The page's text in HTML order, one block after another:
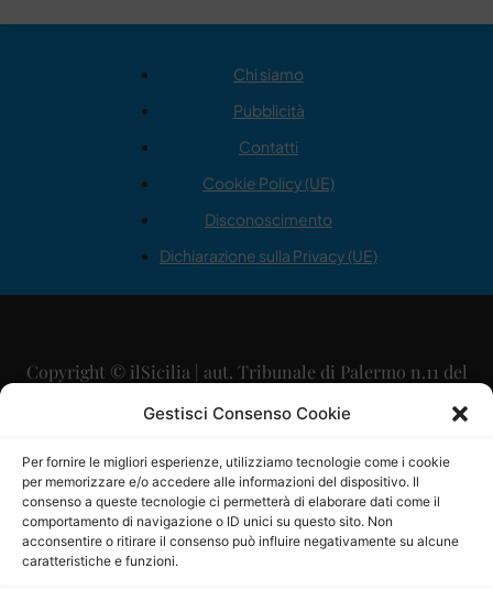
Gestisci Consenso Cookie
Per fornire le migliori esperienze, utilizziamo tecnologie come i cookie
per memorizzare e/o accedere alle informazioni del dispositivo. Il
consenso a queste tecnologie ci permetterà di elaborare dati come il
comportamento di navigazione o ID unici su questo sito. Non
acconsentire o ritirare il consenso può influire negativamente su alcune
caratteristiche e funzioni.
Chi siamo
Pubblicità
Contatti
Cookie Policy (UE)
Disconoscimento
Dichiarazione sulla Privacy (UE)
Copyright © ilSicilia | aut. Tribunale di Palermo n.11 del
29/09/2015
Direttore Editoriale: Maurizio Scaglione
Direttore Responsabile: Maria Calabrese